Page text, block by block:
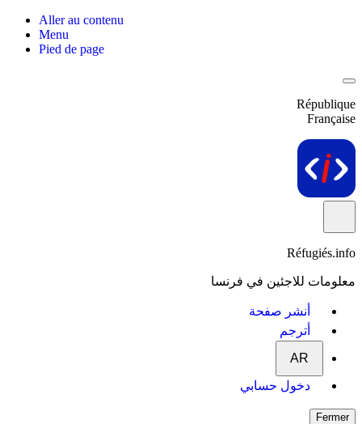
Aller au contenu
Menu
Pied de page
République
Française
Réfugiés.info
معلومات للاجئين في فرنسا
أنشر صفحة
أترجم
AR
دخول حسابي
Fermer